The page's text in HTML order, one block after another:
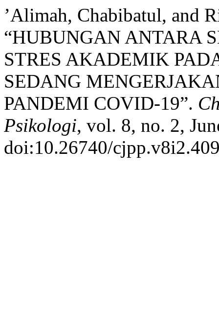
’Alimah, Chabibatul, and
“HUBUNGAN ANTARA
STRES AKADEMIK
SEDANG
PANDEMI COVID-19”.
Psikologi, vol. 8, no. 2,
doi:10.26740/